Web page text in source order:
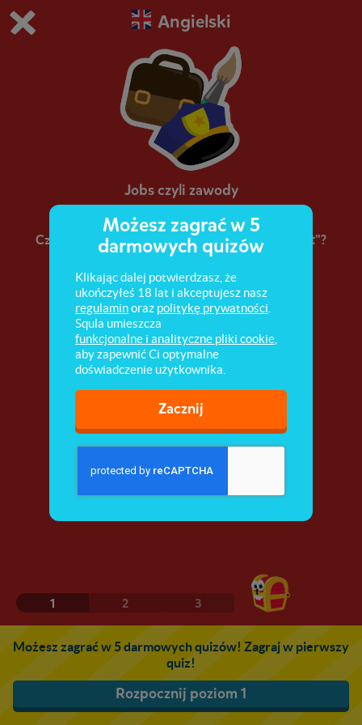
Grasz w wersję demonstracyjną Squli
Kup teraz!
1
Angielski
Jobs czyli zawody
Czy wiesz, jak powiedzieć po angielsku „policjant"?
A jak „lekarz"? W tej misji się tego dowiesz!
1 2 3
Możesz zagrać w 5 darmowych quizów! Zagraj w pierwszy
quiz!
Rozpocznij poziom 1
Możesz zagrać w 5
darmowych quizów
Klikając dalej potwierdzasz, że
ukończyłeś 18 lat i akceptujesz nasz
regulaminoraz politykę prywatności
Squla umieszcza
funkcjonalne i analityczne pliki cookie
aby zapewnić Ci optymalne
doświadczenie użytkownika.
Zacznij